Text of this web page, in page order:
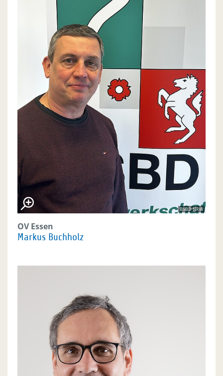
BSBD NRW
OV Essen
Markus Buchholz